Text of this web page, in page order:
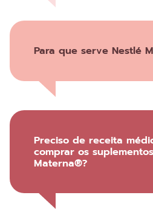
Para que serve Nestlé
Preciso de receita
comprar os
Materna®?